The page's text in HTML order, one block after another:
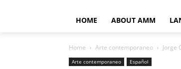
HOME ABOUT AMM
Home Arte contemporaneo Jorge
Arte contemporaneo Español